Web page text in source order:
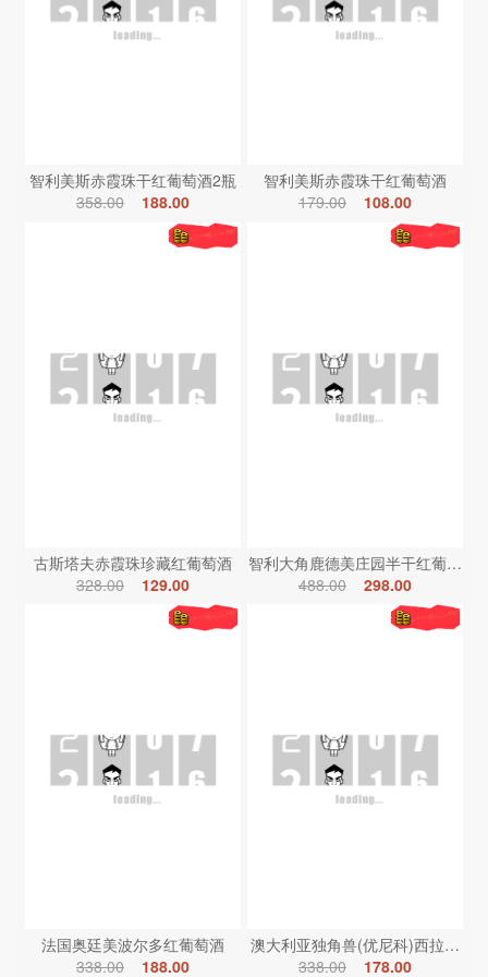
智利美斯赤霞珠干红葡萄酒2瓶
358.00
188.00
智利美斯赤霞珠干红葡萄酒
179.00
108.00
古斯塔夫赤霞珠珍藏红葡萄酒
328.00
129.00
智利大角鹿德美庄园半干红葡萄酒
488.00
298.00
法国奥廷美波尔多红葡萄酒
338.00
188.00
澳大利亚独角兽(优尼科)西拉红葡
338.00
178.00